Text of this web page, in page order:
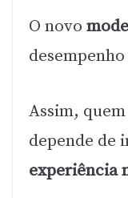
O novo
desempenho
Assim,
depende de
experiência